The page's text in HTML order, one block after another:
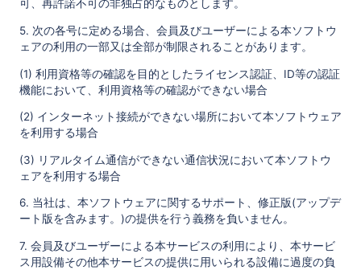
可、再許諾不可の非独占的なものとします。
5. 次の各号に定める場合、会員及びユーザーによる本ソフトウ
ェアの利用の一部又は全部が制限されることがあります。
(1) 利用資格等の確認を目的としたライセンス認証、ID等の認証
機能において、利用資格等の確認ができない場合
(2) インターネット接続ができない場所において本ソフトウェア
を利用する場合
(3) リアルタイム通信ができない通信状況において本ソフトウ
ェアを利用する場合
6. 当社は、本ソフトウェアに関するサポート、修正版(アップデ
ート版を含みます。)の提供を行う義務を負いません。
7. 会員及びユーザーによる本サービスの利用により、本サービ
ス用設備その他本サービスの提供に用いられる設備に過度の負